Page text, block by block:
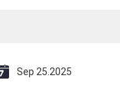
Sep 25.2025